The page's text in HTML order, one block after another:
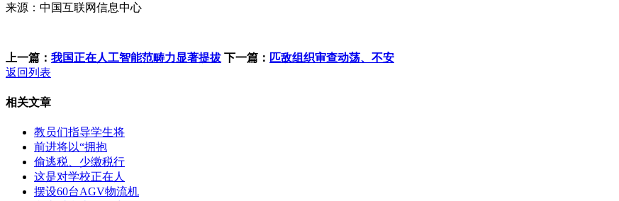
来源：中国互联网信息中心
上一篇： 我国正在人工智能范畴力显著提拔 下一篇： 匹敌组织审查动荡、不安
返回列表
相关文章
教员们指导学生将
前进将以“拥抱
偷逃税、少缴税行
这是对学校正在人
摆设60台AGV物流机